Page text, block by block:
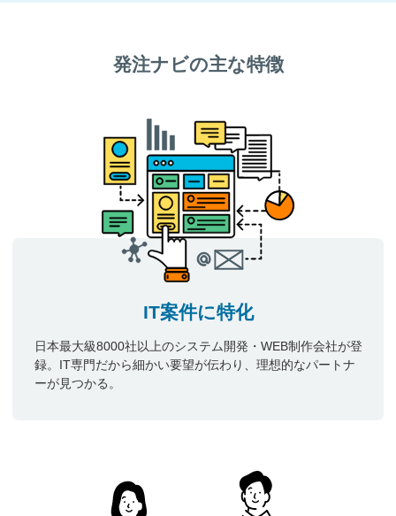
発注ナビの主な特徴
IT案件に特化
日本最大級8000社以上のシステム開発・WEB制作会社が登
録。IT専門だから細かい要望が伝わり、理想的なパートナ
ーが見つかる。